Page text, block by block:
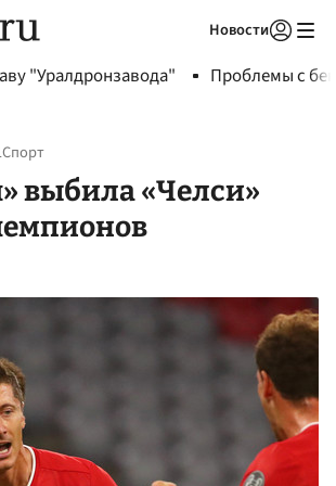
Новости
"Уралдронзавода" Проблемы с
Спорт
выбила «Челси»